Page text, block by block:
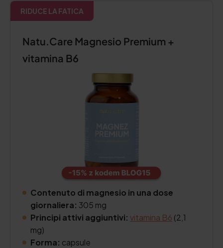
RIDUCE LA FATICA
Natu.Care Magnesio Premium +
vitamina B6
Contenuto di magnesio in una dose
giornaliera: 305 mg
Principi attivi aggiuntivi: vitamina B6 (2,1
mg)
Forma: capsule